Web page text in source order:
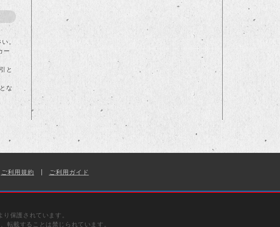
。
ー
と
な
ご利用規約 ご利用ガイド
保護されています。
転載することは禁じられています。